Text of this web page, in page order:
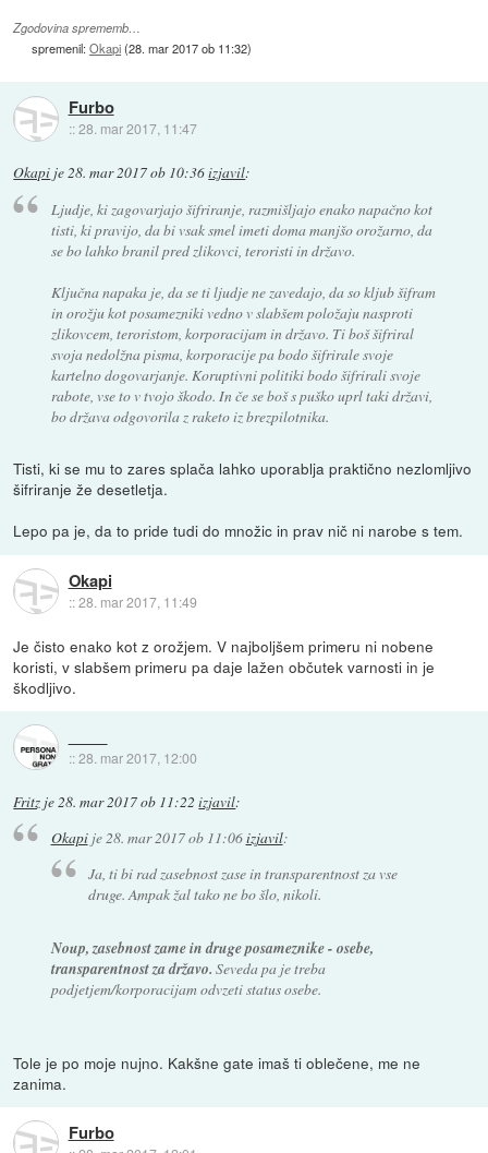
Zgodovina sprememb…
spremenil:Okapi(28. mar 2017 ob 11:32)
Furbo
::28. mar 2017, 11:47
Okapi je28. mar 2017 ob 10:36izjavil:
Ljudje, ki zagovarjajo šifriranje, razmišljajo enako napačno kot
tisti, ki pravijo, da bi vsak smel imeti doma manjšo orožarno, da
se bo lahko branil pred zlikovci, teroristi in državo.
Ključna napaka je, da se ti ljudje ne zavedajo, da so kljub šifram
in orožju kot posamezniki vedno v slabšem položaju nasproti
zlikovcem, teroristom, korporacijam in državo. Ti boš šifriral
svoja nedolžna pisma, korporacije pa bodo šifrirale svoje
kartelno dogovarjanje. Koruptivni politiki bodo šifrirali svoje
rabote, vse to v tvojo škodo. In če se boš s puško uprl taki državi,
bo država odgovorila z raketo iz brezpilotnika.
Tisti, ki se mu to zares splača lahko uporablja praktično nezlomljivo
šifriranje že desetletja.
Lepo pa je, da to pride tudi do množic in prav nič ni narobe s tem.
Okapi
::28. mar 2017, 11:49
Je čisto enako kot z orožjem. V najboljšem primeru ni nobene
koristi, v slabšem primeru pa daje lažen občutek varnosti in je
škodljivo.
::28. mar 2017, 12:00
Fritz je 28. mar 2017 ob 11:22 izjavil:
Okapije28. mar 2017 ob 11:06izjavil:
Ja, ti bi rad zasebnost zase in transparentnost za vse
druge. Ampak žal tako ne bo šlo, nikoli.
Noup, zasebnost zame in druge posameznike - osebe,
transparentnost za državo. Seveda pa je treba
podjetjem/korporacijam odvzeti status osebe.
Tole je po moje nujno. Kakšne gate imaš ti oblečene, me ne
zanima.
Furbo